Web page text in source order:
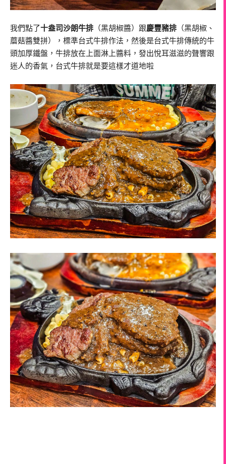
我們點了十盎司沙朗牛排 （黑胡椒醬）跟慶豐豬排 （黑胡椒、
蘑菇醬雙拼），標準台式牛排作法，然後是台式牛排傳統的牛
頭加厚鐵盤，牛排放在上面淋上醬料，發出悅耳滋滋的聲響跟
迷人的香氣，台式牛排就是要這樣才道地啦